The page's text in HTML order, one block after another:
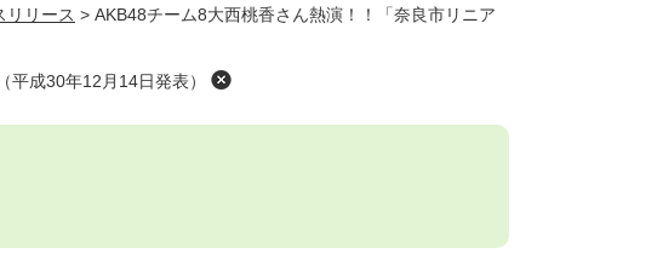
リリース > AKB48チーム8大西桃香さん熱演！！「奈良市リニア
成30年12月14日発表）